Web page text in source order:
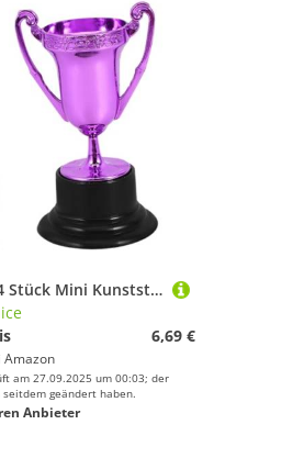
ibasenice 4 Stück Mini Kunststoff Trophäen Motivationspreis Auszeichnung Party Deko für Schulwettbewerbe Sportfeste und Feierlichkeiten
6,69 €
Amazon
am 27.09.2025 um 00:03; der
seitdem geändert haben.
Anbieter